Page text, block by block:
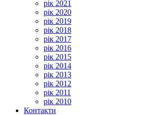
рік 2021
рік 2020
рік 2019
рік 2018
рік 2017
рік 2016
рік 2015
рік 2014
рік 2013
рік 2012
рік 2011
рік 2010
Контакти